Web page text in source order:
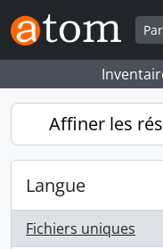
Skip to main content
Affiner les
Langue
Fichiers uniques
, 1 résultats